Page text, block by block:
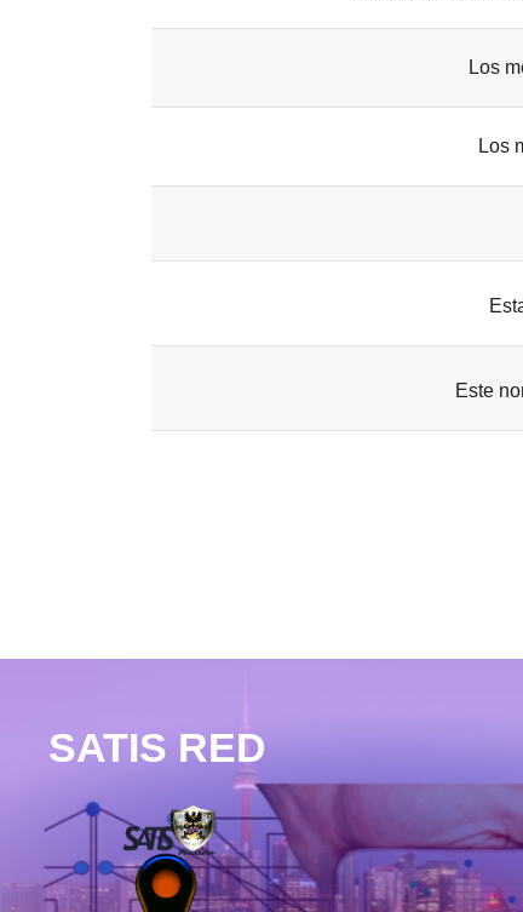
Los
Los
Este
SATIS RED